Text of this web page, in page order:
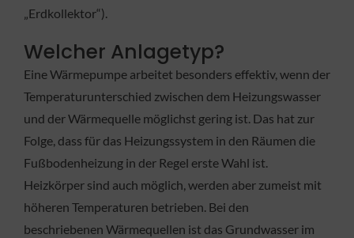
„Erdkollektor“).
Welcher Anlagetyp?
Eine Wärmepumpe arbeitet besonders effektiv, wenn der
Temperaturunterschied zwischen dem Heizungswasser
und der Wärmequelle möglichst gering ist. Das hat zur
Folge, dass für das Heizungssystem in den Räumen die
Fußbodenheizung in der Regel erste Wahl ist.
Heizkörper sind auch möglich, werden aber zumeist mit
höheren Temperaturen betrieben. Bei den
beschriebenen Wärmequellen ist das Grundwasser im